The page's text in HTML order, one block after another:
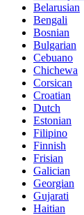
Belarusian
Bengali
Bosnian
Bulgarian
Cebuano
Chichewa
Corsican
Croatian
Dutch
Estonian
Filipino
Finnish
Frisian
Galician
Georgian
Gujarati
Haitian